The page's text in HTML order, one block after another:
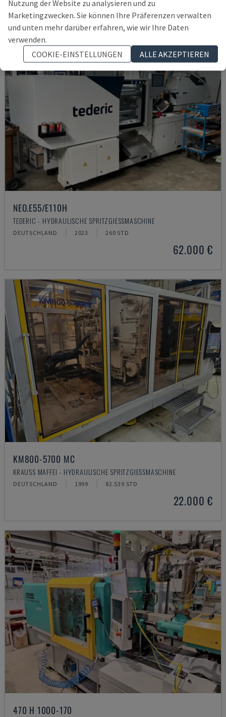
NEO.E55/E110H
TEDERIC - HYDRAULISCHE SPRITZGIESSMASCHINE
DEUTSCHLAND 2023 260 STD
62.000 €
KM800-5700 MC
KRAUSS MAFFEI - HYDRAULISCHE SPRITZGIESSMASCHINE
DEUTSCHLAND 1999 82.539 STD
22.000 €
470 H 1000-170
Nutzung der Website zu analysieren und zu
Marketingzwecken. Sie können Ihre Präferenzen verwalten
und unten mehr darüber erfahren, wie wir Ihre Daten
verwenden.
COOKIE-EINSTELLUNGEN
ALLE AKZEPTIEREN